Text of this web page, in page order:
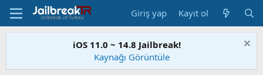
Giriş yap Kayıt ol
iOS 11.0 ~ 14.8 Jailbreak!
Kaynağı Görüntüle